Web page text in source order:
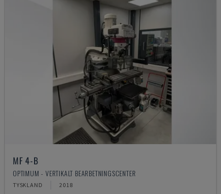
MF 4-B
OPTIMUM - VERTIKALT BEARBETNINGSCENTER
TYSKLAND 2018